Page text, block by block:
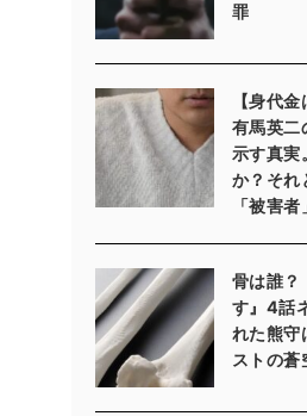
罪
【身代
有馬英二
示す真実
か？それ
「被害
骨は誰？
す』4話
れた熊守
ストの蒼